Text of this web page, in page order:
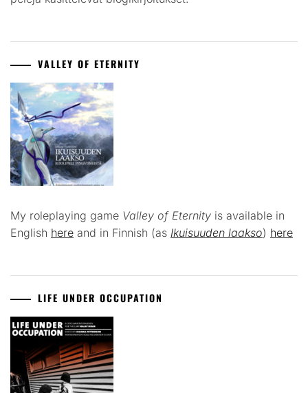
VALLEY OF ETERNITY
My roleplaying game Valley of Eternity is available in
English here and in Finnish (as Ikuisuuden laakso) here
LIFE UNDER OCCUPATION